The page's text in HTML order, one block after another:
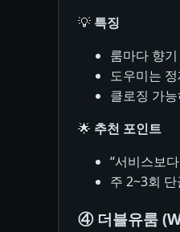
💡 특징
룸마다 향
도우미는
클로징 가
🌟 추천 포인트
“서비스보
주 2~3회
④ 더블유룸